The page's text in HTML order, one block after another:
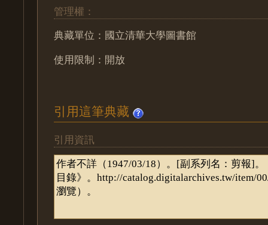
管理權：
典藏單位：國立清華大學圖書館
使用限制：開放
引用這筆典藏
引用資訊